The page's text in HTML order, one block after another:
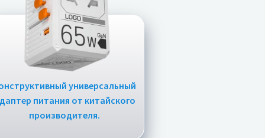
универсальный
питания от китайского
производителя.